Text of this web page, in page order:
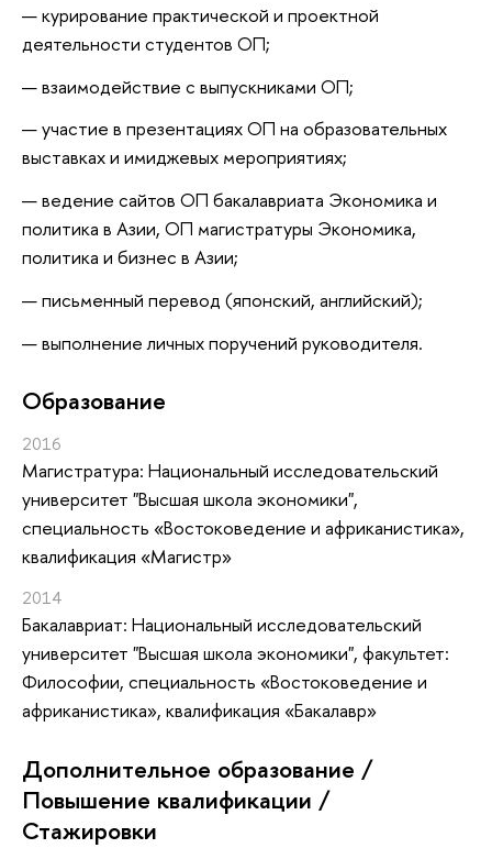
курирование практической и проектной
деятельности студентов ОП;
взаимодействие с выпускниками ОП;
участие в презентациях ОП на образовательных
выставках и имиджевых мероприятиях;
ведение сайтов ОП бакалавриата Экономика и
политика в Азии, ОП магистратуры Экономика,
политика и бизнес в Азии;
письменный перевод (японский, английский);
выполнение личных поручений руководителя.
Oбразование
2016
Магистратура: Национальный исследовательский
университет "Высшая школа экономики",
специальность «Востоковедение и африканистика»,
квалификация «Магистр»
2014
Бакалавриат: Национальный исследовательский
университет "Высшая школа экономики", факультет:
Философии, специальность «Востоковедение и
африканистика», квалификация «Бакалавр»
Дополнительное образование /
Повышение квалификации /
Стажировки